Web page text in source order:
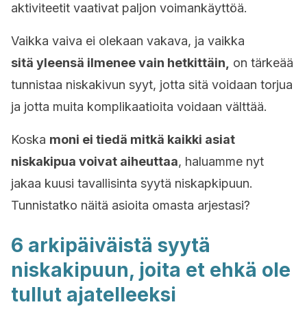
aktiviteetit vaativat paljon voimankäyttöä.
Vaikka vaiva ei olekaan vakava, ja vaikka
sitä yleensä ilmenee vain hetkittäin,
on tärkeää
tunnistaa niskakivun syyt, jotta sitä voidaan torjua
ja jotta muita komplikaatioita voidaan välttää.
Koska moni ei tiedä mitkä kaikki asiat
niskakipua voivat aiheuttaa, haluamme nyt
jakaa kuusi tavallisinta syytä niskapkipuun.
Tunnistatko näitä asioita omasta arjestasi?
6 arkipäiväistä syytä
niskakipuun, joita et ehkä ole
tullut ajatelleeksi